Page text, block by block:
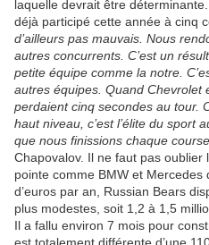
laquelle devrait être
déjà participé cette année à cinq
d’ailleurs pas mauvais. Nous
autres concurrents. C’est un
petite équipe comme la notre.
autres équipes. Quand Chevrolet
perdaient cinq secondes au tour.
haut niveau, c’est l’élite du sport
que nous finissions chaque
Chapovalov. Il ne faut pas oublier
pointe comme BMW et
d’euros par an, Russian Bears
plus modestes, soit 1,2 à 1,5
Il a fallu environ 7 mois pour